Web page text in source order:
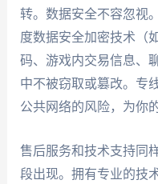
转。数据安全不容忽视
度数据安全加密技术（
码、游戏内交易信息、
中不被窃取或篡改。专
公共网络的风险，为你
售后服务和技术支持同
段出现。拥有专业的技